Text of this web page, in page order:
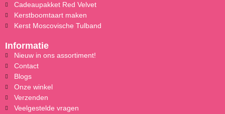
Cadeaupakket Red Velvet
Kerstboomtaart maken
Kerst Moscovische Tulband
Informatie
Nieuw in ons assortiment!
Contact
Blogs
Onze winkel
Verzenden
Veelgestelde vragen